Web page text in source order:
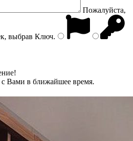
Пожалуйста,
выбрав Ключ.
Вами в ближайшее время.